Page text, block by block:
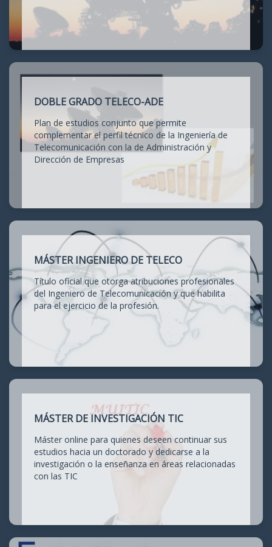
DOBLE GRADO TELECO-ADE
Plan de estudios conjunto que permite
complementar el perfil técnico de la Ingeniería de
Telecomunicación con la de Administración y
Dirección de Empresas
MÁSTER INGENIERO DE TELECO
Título oficial que otorga atribuciones profesionales
del Ingeniero de Telecomunicación y que habilita
para el ejercicio de la profesión.
MÁSTER DE INVESTIGACIÓN TIC
Máster online para quienes deseen continuar sus
estudios hacia un doctorado y dedicarse a la
investigación o la enseñanza en áreas relacionadas
con las TIC